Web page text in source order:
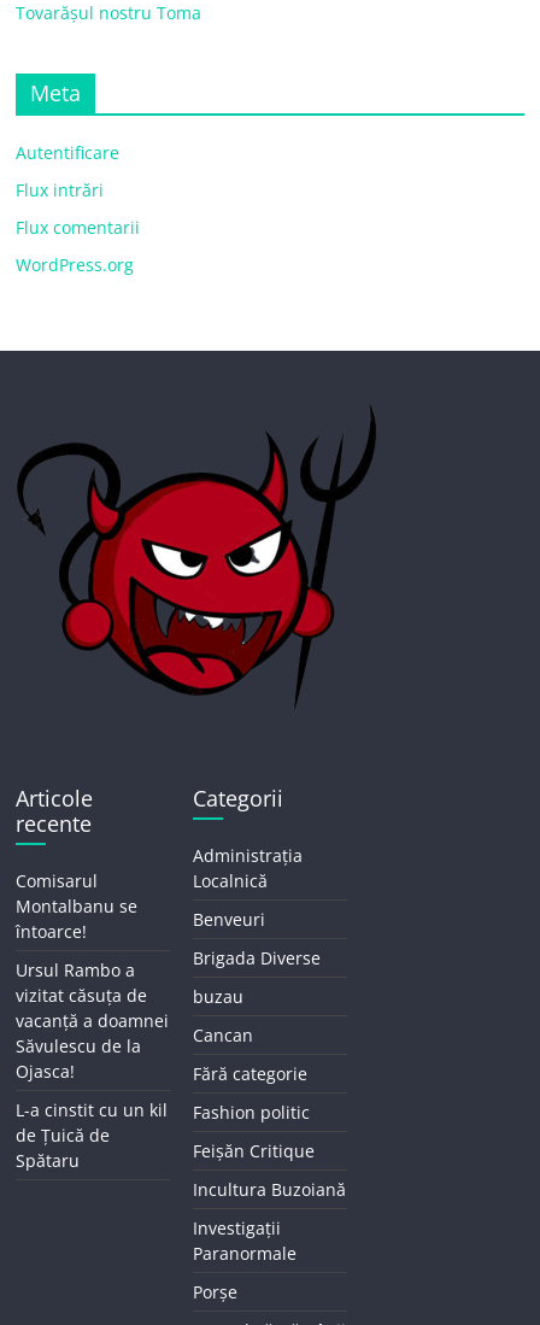
Tovarășul nostru Toma
Meta
Autentificare
Flux intrări
Flux comentarii
WordPress.org
Articole
recente
Comisarul
Montalbanu se
întoarce!
Ursul Rambo a
vizitat căsuța de
vacanță a doamnei
Săvulescu de la
Ojasca!
L-a cinstit cu un kil
de Țuică de
Spătaru
Categorii
Administrația
Localnică
Benveuri
Brigada Diverse
buzau
Cancan
Fără categorie
Fashion politic
Feișăn Critique
Incultura Buzoiană
Investigații
Paranormale
Porșe